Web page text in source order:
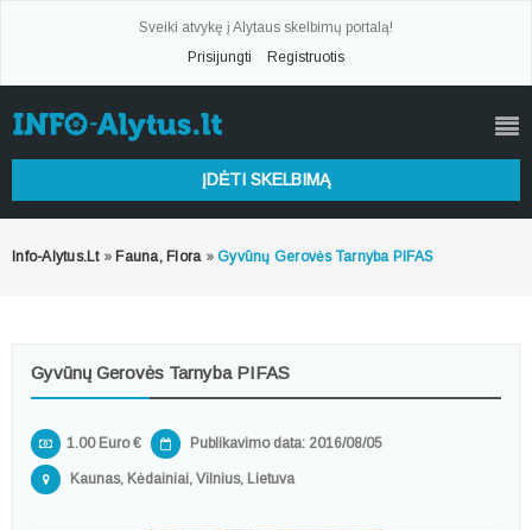
Sveiki atvykę į Alytaus skelbimų portalą!
Prisijungti
Registruotis
ĮDĖTI SKELBIMĄ
Info-Alytus.lt » Fauna, Flora » Gyvūnų Gerovės Tarnyba PIFAS
Gyvūnų Gerovės Tarnyba PIFAS
1.00 Euro € Publikavimo data: 2016/08/05
Kaunas, Kėdainiai, Vilnius, Lietuva